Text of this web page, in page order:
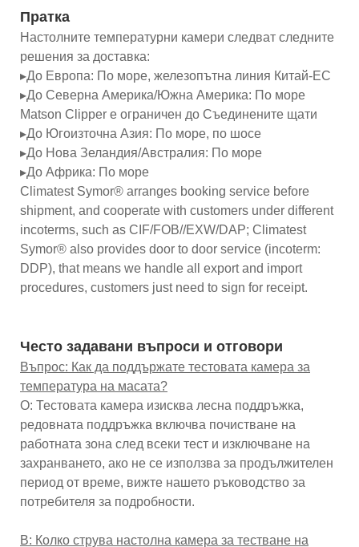
Пратка
Настолните температурни камери следват следните
решения за доставка:
▸До Европа: По море, железопътна линия Китай-ЕС
▸До Северна Америка/Южна Америка: По море
Matson Clipper е ограничен до Съединените щати
▸До Югоизточна Азия: По море, по шосе
▸До Нова Зеландия/Австралия: По море
▸До Африка: По море
Climatest Symor® arranges booking service before
shipment, and cooperate with customers under different
incoterms, such as CIF/FOB//EXW/DAP; Climatest
Symor® also provides door to door service (incoterm:
DDP), that means we handle all export and import
procedures, customers just need to sign for receipt.
Често задавани въпроси и отговори
Въпрос: Как да поддържате тестовата камера за
температура на масата?
О: Тестовата камера изисква лесна поддръжка,
редовната поддръжка включва почистване на
работната зона след всеки тест и изключване на
захранването, ако не се използва за продължителен
период от време, вижте нашето ръководство за
потребителя за подробности.
В: Колко струва настолна камера за тестване на